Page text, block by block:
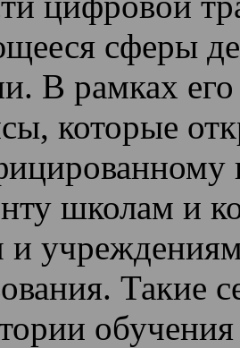
сферы
В рамках
которые
школам и
и
Такие